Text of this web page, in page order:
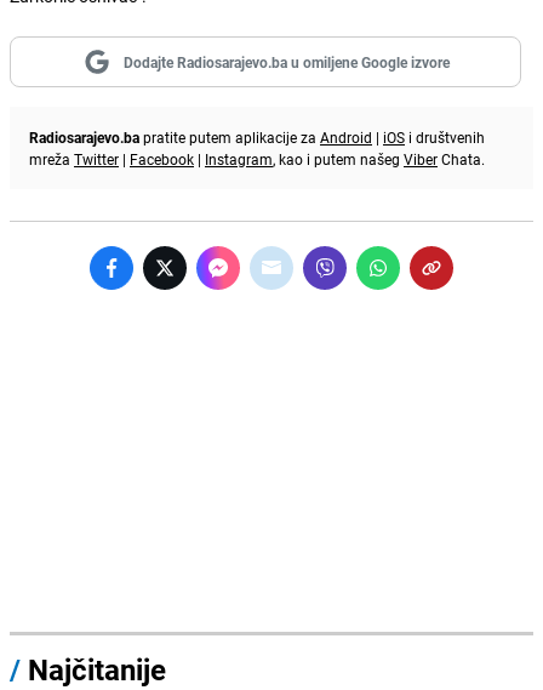
Dodajte Radiosarajevo.ba u omiljene Google izvore
Radiosarajevo.bapratite putem aplikacije za Android | iOS i društvenih
mreža Twitter | Facebook | Instagram, kao i putem našeg ViberChata.
/ Najčitanije